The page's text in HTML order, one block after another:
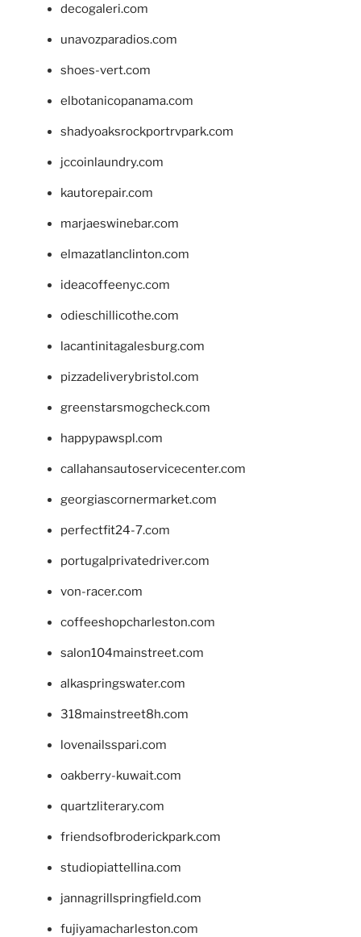
decogaleri.com
unavozparadios.com
shoes-vert.com
elbotanicopanama.com
shadyoaksrockportrvpark.com
jccoinlaundry.com
kautorepair.com
marjaeswinebar.com
elmazatlanclinton.com
ideacoffeenyc.com
odieschillicothe.com
lacantinitagalesburg.com
pizzadeliverybristol.com
greenstarsmogcheck.com
happypawspl.com
callahansautoservicecenter.com
georgiascornermarket.com
perfectfit24-7.com
portugalprivatedriver.com
von-racer.com
coffeeshopcharleston.com
salon104mainstreet.com
alkaspringswater.com
318mainstreet8h.com
lovenailsspari.com
oakberry-kuwait.com
quartzliterary.com
friendsofbroderickpark.com
studiopiattellina.com
jannagrillspringfield.com
fujiyamacharleston.com